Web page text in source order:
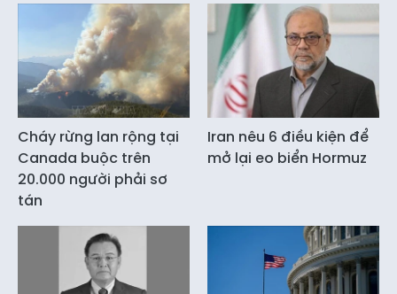
Cháy rừng lan rộng tại
Canada buộc trên
20.000 người phải sơ
tán
Iran nêu 6 điều kiện để
mở lại eo biển Hormuz